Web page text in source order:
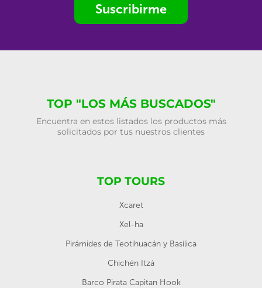
Suscribirme
TOP "LOS MÁS BUSCADOS"
Encuentra en estos listados los productos más
solicitados por tus nuestros clientes
TOP TOURS
Xcaret
Xel-ha
Pirámides de Teotihuacán y Basílica
Chichén Itzá
Barco Pirata Capitan Hook